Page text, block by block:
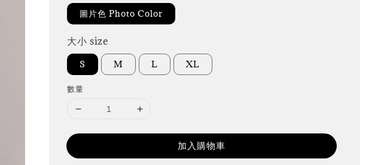
圖片色 Photo Color
大小 size
S M L XL
數量
加入購物車